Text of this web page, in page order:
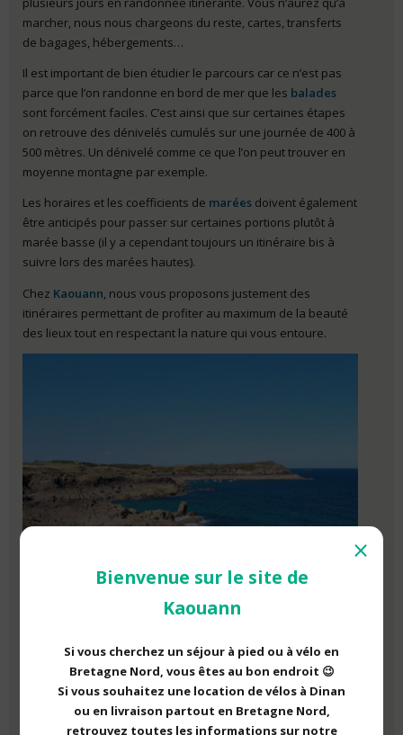
marcher, nous nous chargeons du reste, cartes, transferts
de bagages, hébergements…
Il est important de bien étudier le parcours car ce n’est pas
parce que l’on randonne en bord de mer que les balades
sont forcément faciles. C’est ainsi que sur certaines étapes
on retrouve des dénivelés cumulés sur une journée de 400 à
500 mètres. Un dénivelé comme ce que l’on peut trouver en
moyenne montagne par exemple.
Les horaires et les coefficients de marées doivent également
être anticipés pour passer sur certaines portions plutôt à
marée basse (il y a cependant toujours un itinéraire bis à
suivre lors des marées hautes).
Chez Kaouann, nous vous proposons justement des
itinéraires permettant de profiter au maximum de la beauté
des lieux tout en respectant la nature qui vous entoure.
⨯
Bienvenue sur le site de
Kaouann
Si vous cherchez un séjour à pied ou à vélo en
Bretagne Nord, vous êtes au bon endroit 😉
Si vous souhaitez une location de vélos à Dinan
ou en livraison partout en Bretagne Nord,
retrouvez toutes les informations sur notre